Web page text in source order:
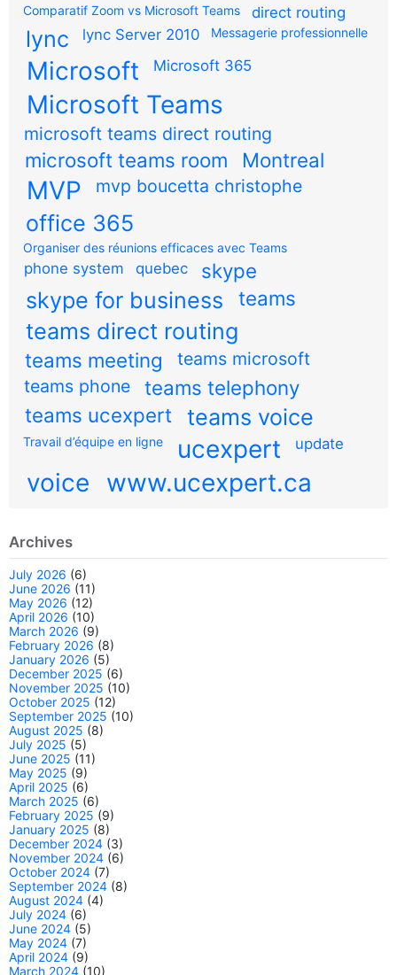
Comparatif Zoom vs Microsoft Teams
direct routing
lync lync Server 2010 Messagerie professionnelle
Microsoft Microsoft 365
Microsoft Teams
microsoft teams direct routing
microsoft teams room Montreal
MVP mvp boucetta christophe
office 365
Organiser des réunions efficaces avec Teams
phone system quebec skype
skype for business teams
teams direct routing
teams meeting
teams microsoft
teams phone
teams telephony
teams ucexpert
teams voice
Travail d’équipe en ligne ucexpert update
voice www.ucexpert.ca
Archives
July 2026 (6)
June 2026 (11)
May 2026 (12)
April 2026 (10)
March 2026 (9)
February 2026 (8)
January 2026 (5)
December 2025 (6)
November 2025 (10)
October 2025 (12)
September 2025 (10)
August 2025 (8)
July 2025 (5)
June 2025 (11)
May 2025 (9)
April 2025 (6)
March 2025 (6)
February 2025 (9)
January 2025 (8)
December 2024 (3)
November 2024 (6)
October 2024 (7)
September 2024 (8)
August 2024 (4)
July 2024 (6)
June 2024 (5)
May 2024 (7)
April 2024 (9)
March 2024 (10)